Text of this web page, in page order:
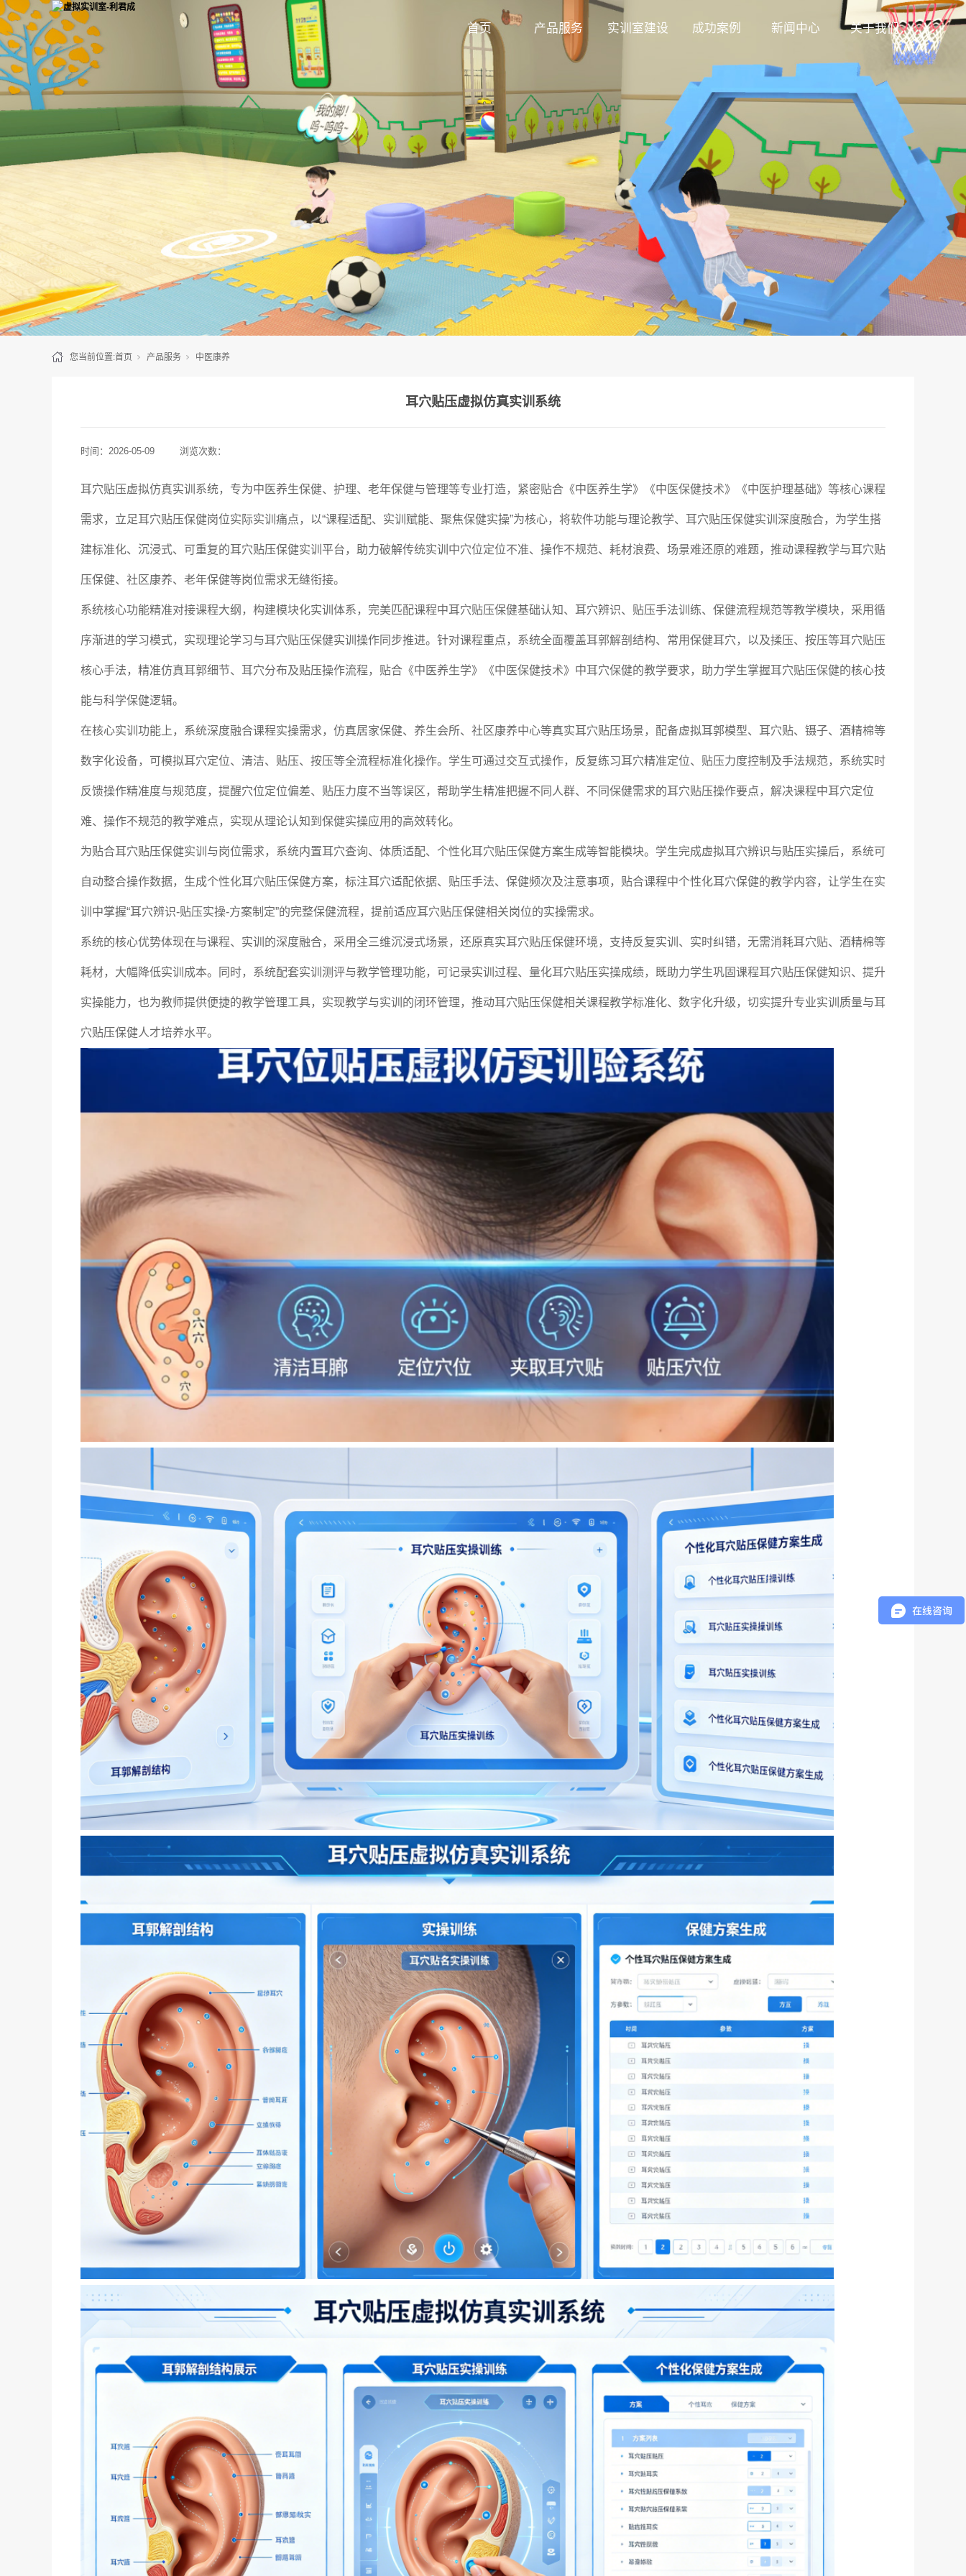
首页 产品服务 实训室建设 成功案例 新闻中心 关于我们
您当前位置:首页 产品服务 中医康养
耳穴贴压虚拟仿真实训系统
时间： 2026-05-09 浏览次数：
耳穴贴压虚拟仿真实训系统，专为中医养生保健、护理、老年保健与管理等专业打造，紧密贴合《中医养生学》《中医保健技术》《中医护理基础》等核心课程
需求，立足耳穴贴压保健岗位实际实训痛点，以“课程适配、实训赋能、聚焦保健实操”为核心，将软件功能与理论教学、耳穴贴压保健实训深度融合，为学生搭
建标准化、沉浸式、可重复的耳穴贴压保健实训平台，助力破解传统实训中穴位定位不准、操作不规范、耗材浪费、场景难还原的难题，推动课程教学与耳穴贴
压保健、社区康养、老年保健等岗位需求无缝衔接。
系统核心功能精准对接课程大纲，构建模块化实训体系，完美匹配课程中耳穴贴压保健基础认知、耳穴辨识、贴压手法训练、保健流程规范等教学模块，采用循
序渐进的学习模式，实现理论学习与耳穴贴压保健实训操作同步推进。针对课程重点，系统全面覆盖耳郭解剖结构、常用保健耳穴，以及揉压、按压等耳穴贴压
核心手法，精准仿真耳郭细节、耳穴分布及贴压操作流程，贴合《中医养生学》《中医保健技术》中耳穴保健的教学要求，助力学生掌握耳穴贴压保健的核心技
能与科学保健逻辑。
在核心实训功能上，系统深度融合课程实操需求，仿真居家保健、养生会所、社区康养中心等真实耳穴贴压场景，配备虚拟耳郭模型、耳穴贴、镊子、酒精棉等
数字化设备，可模拟耳穴定位、清洁、贴压、按压等全流程标准化操作。学生可通过交互式操作，反复练习耳穴精准定位、贴压力度控制及手法规范，系统实时
反馈操作精准度与规范度，提醒穴位定位偏差、贴压力度不当等误区，帮助学生精准把握不同人群、不同保健需求的耳穴贴压操作要点，解决课程中耳穴定位
难、操作不规范的教学难点，实现从理论认知到保健实操应用的高效转化。
为贴合耳穴贴压保健实训与岗位需求，系统内置耳穴查询、体质适配、个性化耳穴贴压保健方案生成等智能模块。学生完成虚拟耳穴辨识与贴压实操后，系统可
自动整合操作数据，生成个性化耳穴贴压保健方案，标注耳穴适配依据、贴压手法、保健频次及注意事项，贴合课程中个性化耳穴保健的教学内容，让学生在实
训中掌握“耳穴辨识-贴压实操-方案制定”的完整保健流程，提前适应耳穴贴压保健相关岗位的实操需求。
系统的核心优势体现在与课程、实训的深度融合，采用全三维沉浸式场景，还原真实耳穴贴压保健环境，支持反复实训、实时纠错，无需消耗耳穴贴、酒精棉等
耗材，大幅降低实训成本。同时，系统配套实训测评与教学管理功能，可记录实训过程、量化耳穴贴压实操成绩，既助力学生巩固课程耳穴贴压保健知识、提升
实操能力，也为教师提供便捷的教学管理工具，实现教学与实训的闭环管理，推动耳穴贴压保健相关课程教学标准化、数字化升级，切实提升专业实训质量与耳
穴贴压保健人才培养水平。